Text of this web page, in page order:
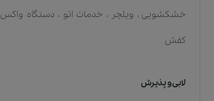
خشکشویی ، ویلچر ، خدمات اتو ، دستگاه واکس
کفش
لابی و پذیرش